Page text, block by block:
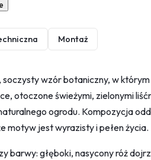
Montaż
wzór botaniczny, w
otoczone świeżymi, zielonymi
ogrodu. Kompozycja
motyw jest wyrazisty i pełen życia.
barwy: głęboki, nasycony róż